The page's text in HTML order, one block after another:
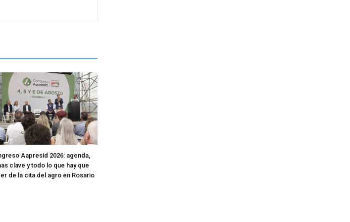
Aapresid 2026: agenda,
clave y todo lo que hay que
de la cita del agro en Rosario